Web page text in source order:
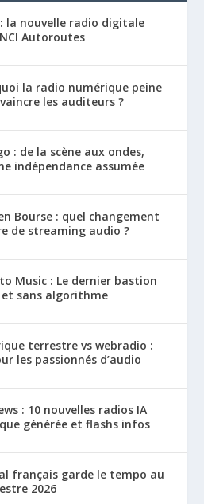
la nouvelle radio digitale
Autoroutes
la radio numérique peine
les auditeurs ?
: de la scène aux ondes,
indépendance assumée
Bourse : quel changement
de streaming audio ?
Music : Le dernier bastion
sans algorithme
terrestre vs webradio :
les passionnés d’audio
: 10 nouvelles radios IA
générée et flashs infos
français garde le tempo au
2026